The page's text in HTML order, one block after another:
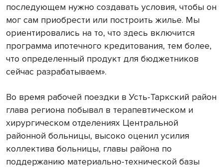
последующем нужно создавать условия, чтобы он
мог сам приобрести или построить жилье. Мы
ориентировались на то, что здесь включится
программа ипотечного кредитования, тем более,
что определенный продукт для бюджетников
сейчас разрабатываем».
Во время рабочей поездки в Усть-Таркский район
глава региона побывал в терапевтическом и
хирургическом отделениях Центральной
районной больницы, высоко оценил усилия
коллектива больницы, главы района по
поддержанию материально-технической базы